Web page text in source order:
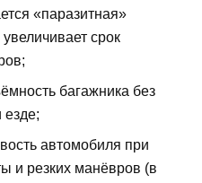
«паразитная»
срок
багажника без
езде;
автомобиля при
и резких манёвров (в